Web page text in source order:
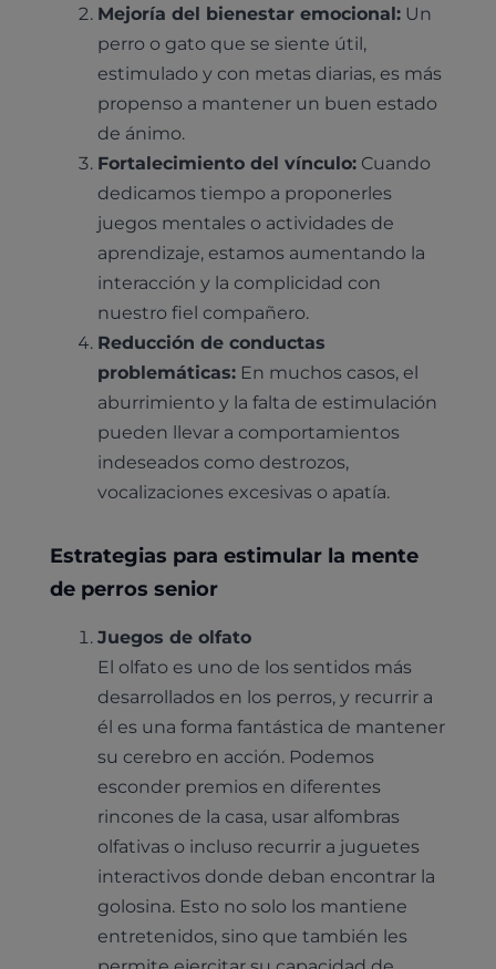
Mejoría del bienestar emocional: Un
perro o gato que se siente útil,
estimulado y con metas diarias, es más
propenso a mantener un buen estado
de ánimo.
Fortalecimiento del vínculo: Cuando
dedicamos tiempo a proponerles
juegos mentales o actividades de
aprendizaje, estamos aumentando la
interacción y la complicidad con
nuestro fiel compañero.
Reducción de conductas
problemáticas: En muchos casos, el
aburrimiento y la falta de estimulación
pueden llevar a comportamientos
indeseados como destrozos,
vocalizaciones excesivas o apatía.
Estrategias para estimular la mente
de perros senior
Juegos de olfato
El olfato es uno de los sentidos más
desarrollados en los perros, y recurrir a
él es una forma fantástica de mantener
su cerebro en acción. Podemos
esconder premios en diferentes
rincones de la casa, usar alfombras
olfativas o incluso recurrir a juguetes
interactivos donde deban encontrar la
golosina. Esto no solo los mantiene
entretenidos, sino que también les